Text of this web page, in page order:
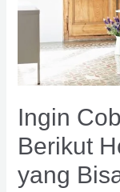
Ingin
Berikut
yang